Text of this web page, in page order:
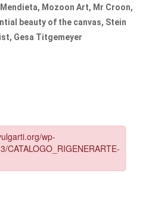
Mozoon Art, Mr Croon,
beauty of the canvas, Stein
Gesa Titgemeyer